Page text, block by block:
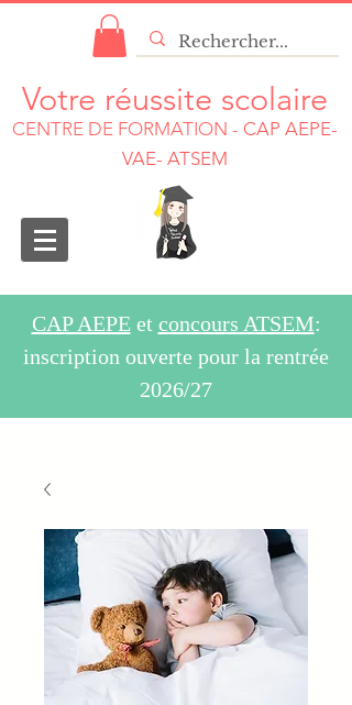
Votre réussite scolaire
CENTRE DE FORMATION - CAP AEPE-
VAE- ATSEM
CAP AEPEet concours ATSEM:
inscription ouverte pour la rentrée
2026/27